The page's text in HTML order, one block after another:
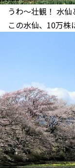
うわ～壮観！ 水
この水仙、10万株